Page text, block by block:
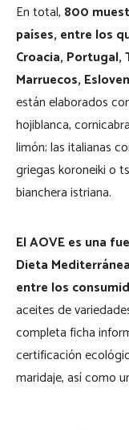
En total, 800
países, entre los
Croacia, Portugal,
Marruecos,
están elaborados
hojiblanca,
limón; las italianas
griegas koroneiki o
bianchera istriana.
El AOVE es una
Dieta
entre los
aceites de
completa ficha
certificación
maridaje, así como